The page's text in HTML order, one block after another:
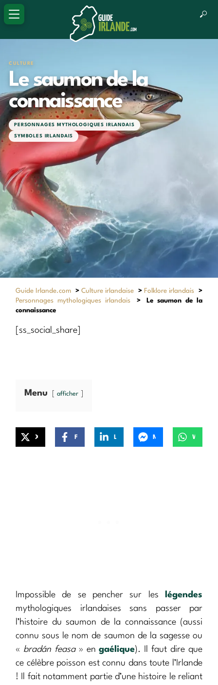
CULTURE
Le saumon de la
connaissance
PERSONNAGES MYTHOLOGIQUES IRLANDAIS
SYMBOLES IRLANDAIS
Guide Irlande.com > Culture irlandaise > Folklore irlandais
>
Personnages mythologiques irlandais
>
Le saumon de la
connaissance
[ss_social_share]
Menu afficher
Impossible de se pencher sur les
légendes
mythologiques irlandaises sans passer par
l’histoire du saumon de la connaissance (aussi
connu sous le nom de saumon de la sagesse ou
« bradán feasa» engaélique). Il faut dire que
ce célèbre poisson est connu dans toute l’Irlande
! Il fait notamment partie d’une histoire le reliant